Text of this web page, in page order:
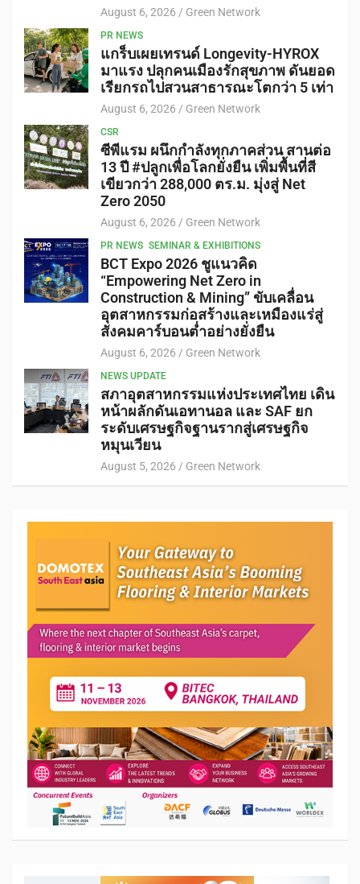
August 6, 2026 Green Network
PR NEWS
แกร็บเผยเทรนด์ Longevity-HYROX
มาแรง ปลุกคนเมืองรักสุขภาพ ดันยอด
เรียกรถไปสวนสาธารณะโตกว่า 5 เท่า
August 6, 2026 Green Network
CSR
ซีพีแรม ผนึกกำลังทุกภาคส่วน สานต่อ
13 ปี #ปลูกเพื่อโลกยั่งยืน เพิ่มพื้นที่สี
เขียวกว่า 288,000 ตร.ม. มุ่งสู่ Net
Zero 2050
August 6, 2026 Green Network
PR NEWS SEMINAR & EXHIBITIONS
BCT Expo 2026 ชูแนวคิด
“Empowering Net Zero in
Construction & Mining” ขับเคลื่อน
อุตสาหกรรมก่อสร้างและเหมืองแร่สู่
สังคมคาร์บอนต่ำอย่างยั่งยืน
August 6, 2026 Green Network
NEWS UPDATE
สภาอุตสาหกรรมแห่งประเทศไทย เดิน
หน้าผลักดันเอทานอล และ SAF ยก
ระดับเศรษฐกิจฐานรากสู่เศรษฐกิจ
หมุนเวียน
August 5, 2026 Green Network